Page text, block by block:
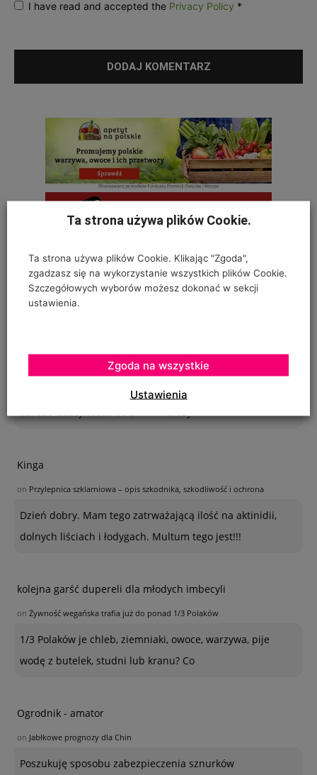
I have read and accepted the Privacy Policy *
OSTATNIE KOMENTARZE
SZKODNIKI WIĄZU I ICH ZWALCZANIE
Na szczepionym wiązie zaczęły wyrastać dzikie pędy w
bardzo dużej ilości. Co z nimi należy
Kinga
on Przylepnica szklarniowa – opis szkodnika, szkodliwość i ochrona
Dzień dobry. Mam tego zatrważającą ilość na aktinidii,
dolnych liściach i łodygach. Multum tego jest!!!
kolejna garść dupereli dla młodych imbecyli
on Żywność wegańska trafia już do ponad 1/3 Polaków
1/3 Polaków je chleb, ziemniaki, owoce, warzywa, pije
wodę z butelek, studni lub kranu? Co
Ogrodnik - amator
on Jabłkowe prognozy dla Chin
Poszukuję sposobu zabezpieczenia sznurków
Ta strona używa plików Cookie.
Ta strona używa plików Cookie. Klikając "Zgoda",
zgadzasz się na wykorzystanie wszystkich plików Cookie.
Szczegółowych wyborów możesz dokonać w sekcji
ustawienia.
Ustawienia
Zgoda na wszystkie